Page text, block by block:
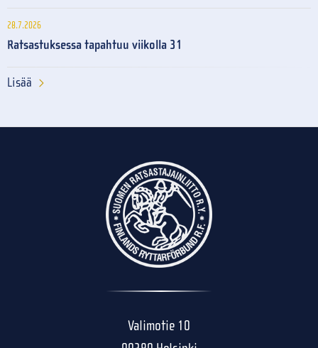
28.7.2026
Ratsastuksessa tapahtuu viikolla 31
Lisää
Valimotie 10